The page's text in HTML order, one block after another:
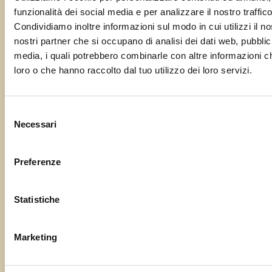
funzionalità dei social media e per analizzare il nostro
Condividiamo inoltre informazioni sul modo in cui utilizzi il
nostri partner che si occupano di analisi dei dati web,
media, i quali potrebbero combinarle con altre informazioni
loro o che hanno raccolto dal tuo utilizzo dei loro servizi.
delNecessari
Preferenze
Statistiche
Marketing
0
Shares
Evento
Navigazione
«Ziracco (UD) –
Pignarûl Capovolto
Versutta di San
Condividi questa sagra con i tuoi amici!